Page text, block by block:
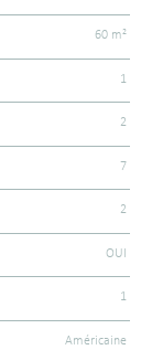
60 m²
1
2
7
2
OUI
1
Américaine